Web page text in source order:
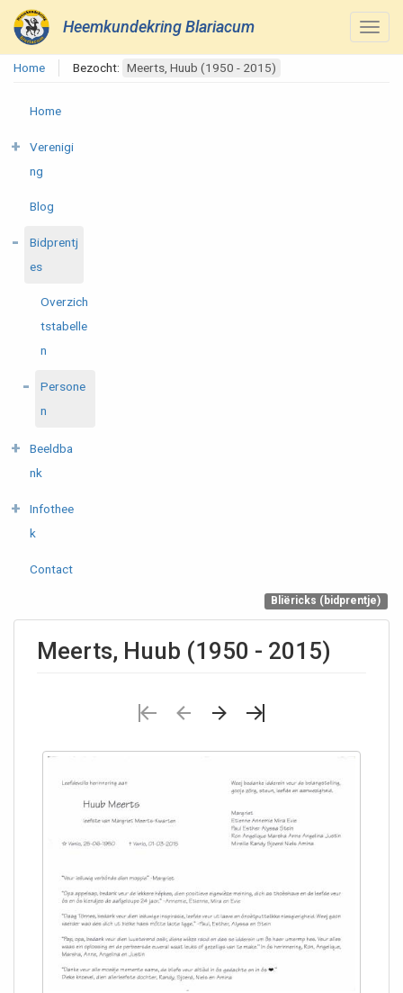
Heemkundekring Blariacum
Home Bezocht: Meerts, Huub (1950 - 2015)
Home
Verenigi
ng
Blog
Bidprentj
es
Overzich
tstabelle
n
Persone
n
Beeldba
nk
Infothee
k
Contact
Bliëricks (bidprentje)
Meerts, Huub (1950 - 2015)